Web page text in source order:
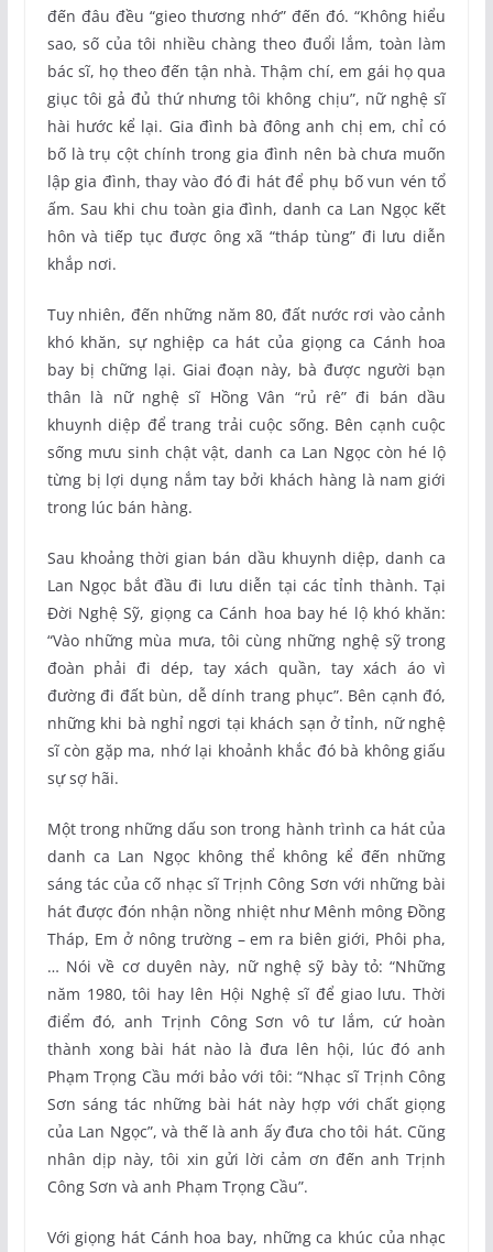
đến đâu đều “gieo thương nhớ” đến đó. “Không hiểu
sao, số của tôi nhiều chàng theo đuổi lắm, toàn làm
bác sĩ, họ theo đến tận nhà. Thậm chí, em gái họ qua
giục tôi gả đủ thứ nhưng tôi không chịu”, nữ nghệ sĩ
hài hước kể lại. Gia đình bà đông anh chị em, chỉ có
bố là trụ cột chính trong gia đình nên bà chưa muốn
lập gia đình, thay vào đó đi hát để phụ bố vun vén tổ
ấm. Sau khi chu toàn gia đình, danh ca Lan Ngọc kết
hôn và tiếp tục được ông xã “tháp tùng” đi lưu diễn
khắp nơi.
Tuy nhiên, đến những năm 80, đất nước rơi vào cảnh
khó khăn, sự nghiệp ca hát của giọng ca Cánh hoa
bay bị chững lại. Giai đoạn này, bà được người bạn
thân là nữ nghệ sĩ Hồng Vân “rủ rê” đi bán dầu
khuynh diệp để trang trải cuộc sống. Bên cạnh cuộc
sống mưu sinh chật vật, danh ca Lan Ngọc còn hé lộ
từng bị lợi dụng nắm tay bởi khách hàng là nam giới
trong lúc bán hàng.
Sau khoảng thời gian bán dầu khuynh diệp, danh ca
Lan Ngọc bắt đầu đi lưu diễn tại các tỉnh thành. Tại
Đời Nghệ Sỹ, giọng ca Cánh hoa bay hé lộ khó khăn:
“Vào những mùa mưa, tôi cùng những nghệ sỹ trong
đoàn phải đi dép, tay xách quần, tay xách áo vì
đường đi đất bùn, dễ dính trang phục”. Bên cạnh đó,
những khi bà nghỉ ngơi tại khách sạn ở tỉnh, nữ nghệ
sĩ còn gặp ma, nhớ lại khoảnh khắc đó bà không giấu
sự sợ hãi.
Một trong những dấu son trong hành trình ca hát của
danh ca Lan Ngọc không thể không kể đến những
sáng tác của cố nhạc sĩ Trịnh Công Sơn với những bài
hát được đón nhận nồng nhiệt như Mênh mông Đồng
Tháp, Em ở nông trường – em ra biên giới, Phôi pha,
… Nói về cơ duyên này, nữ nghệ sỹ bày tỏ: “Những
năm 1980, tôi hay lên Hội Nghệ sĩ để giao lưu. Thời
điểm đó, anh Trịnh Công Sơn vô tư lắm, cứ hoàn
thành xong bài hát nào là đưa lên hội, lúc đó anh
Phạm Trọng Cầu mới bảo với tôi: “Nhạc sĩ Trịnh Công
Sơn sáng tác những bài hát này hợp với chất giọng
của Lan Ngọc”, và thế là anh ấy đưa cho tôi hát. Cũng
nhân dịp này, tôi xin gửi lời cảm ơn đến anh Trịnh
Công Sơn và anh Phạm Trọng Cầu”.
Với giọng hát Cánh hoa bay, những ca khúc của nhạc